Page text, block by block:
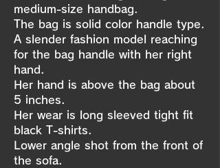
medium-size handbag.
The bag is solid color handle type.
A slender fashion model reaching
for the bag handle with her right
hand.
Her hand is above the bag about
5 inches.
Her wear is long sleeved tight fit
black T-shirts.
Lower angle shot from the front of
the sofa.